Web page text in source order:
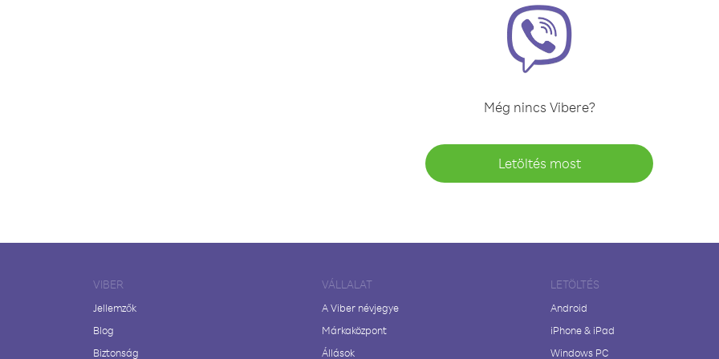
Még nincs Vibere?
Letöltés most
VIBER
Jellemzők
Blog
Biztonság
VÁLLALAT
A Viber névjegye
Márkaközpont
Állások
LETÖLTÉS
Android
iPhone & iPad
Windows PC